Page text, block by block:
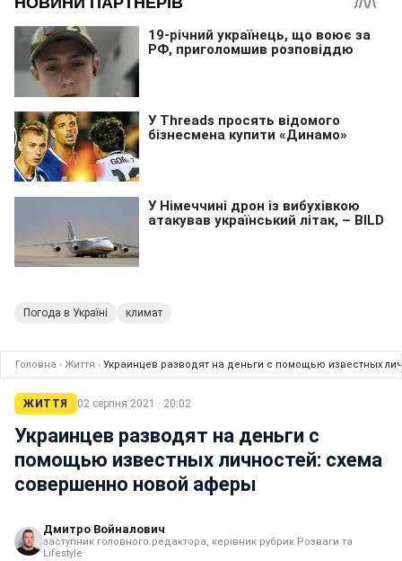
Погода в Україні климат
Головна › Життя › Украинцев разводят на деньги с помощью известных
ЖИТТЯ 02 серпня 2021 · 20:02
Украинцев разводят на деньги с
помощью известных личностей: схема
совершенно новой аферы
Дмитро Войналович
заступник головного редактора, керівник рубрик Розваги та
Lifestyle